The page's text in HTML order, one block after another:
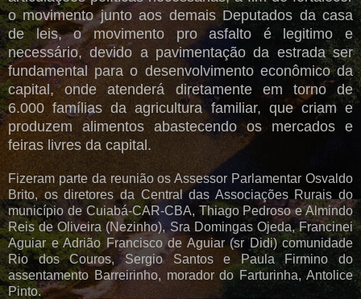
o movimento junto aos demais Deputados da casa
de leis, o movimento pro asfalto é legitimo e
necessário, devido a pavimentação da estrada ser
fundamental para o desenvolvimento econômico da
capital, onde atenderá diretamente em torno de
6.000 famílias da agricultura familiar, que criam e
produzem alimentos abastecendo os mercados e
feiras livres da capital.
Fizeram parte da reunião os Assessor Parlamentar Osvaldo
Brito, os diretores da Central das Associações Rurais do
município de Cuiabá-CAR-CBA, Thiago Pedroso e Almindo
Reis de Oliveira (Nezinho), Sra Domingas Ojeda, Francinei
Aguiar e Adrião Francisco de Aguiar (sr Didi) comunidade
Rio dos Couros, Sergio Santos e Paula Firmino do
assentamento Barreirinho, morador do Farturinha, Antolice
Pinto.